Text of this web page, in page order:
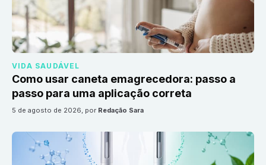
VIDA SAUDÁVEL
Como usar caneta emagrecedora: passo a
passo para uma aplicação correta
5 de agosto de 2026, por Redação Sara